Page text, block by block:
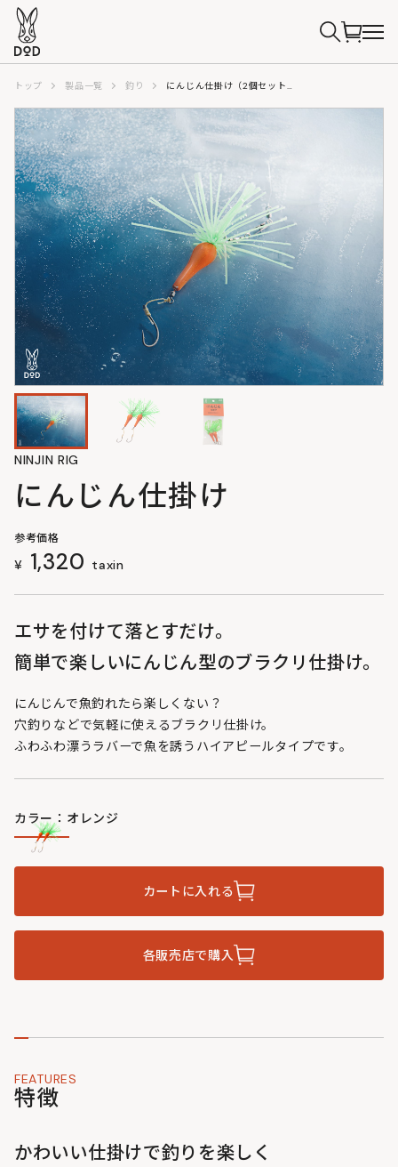
トップ 製品一覧 釣り にんじん仕掛け（2個セット） FG1-152-OR
NINJIN RIG
にんじん仕掛け
参考価格
¥ 1,320 taxin
エサを付けて落とすだけ。
簡単で楽しいにんじん型のブラクリ仕掛け。
にんじんで魚釣れたら楽しくない？
穴釣りなどで気軽に使えるブラクリ仕掛け。
ふわふわ漂うラバーで魚を誘うハイアピールタイプです。
カラー：オレンジ
カートに入れる
各販売店で購入
FEATURES
特徴
かわいい仕掛けで釣りを楽しく